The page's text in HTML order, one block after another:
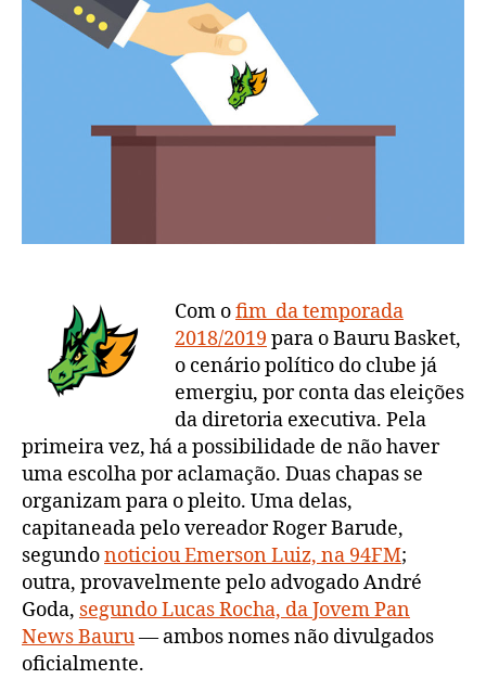
Com ofim da temporada
2018/2019 para o Bauru Basket,
o cenário político do clube já
emergiu, por conta das eleições
da diretoria executiva. Pela
primeira vez, há a possibilidade de não haver
uma escolha por aclamação. Duas chapas se
organizam para o pleito. Uma delas,
capitaneada pelo vereador Roger Barude,
segundonoticiou Emerson Luiz, na 94FM;
outra, provavelmente pelo advogado André
Goda, segundo Lucas Rocha, da Jovem Pan
News Bauru— ambos nomes não divulgados
oficialmente.